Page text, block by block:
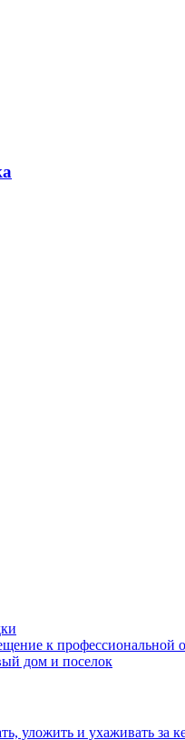
к профессиональной
дом и поселок
уложить и ухаживать за